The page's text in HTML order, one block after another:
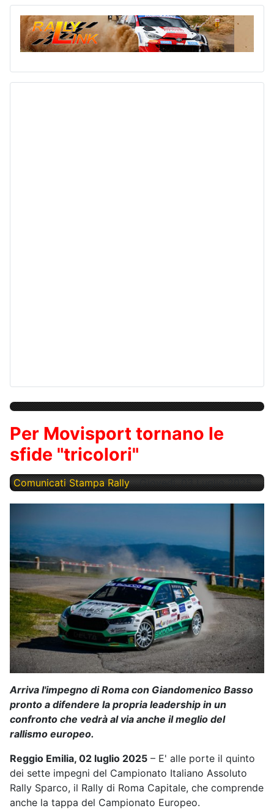
Per Movisport tornano le
sfide "tricolori"
Comunicati Stampa Rally Giovedì, 03 Luglio 2025
Arriva l'impegno di Roma con Giandomenico Basso
pronto a difendere la propria leadership in un
confronto che vedrà al via anche il meglio del
rallismo europeo.
Reggio Emilia, 02 luglio 2025 – E' alle porte il quinto
dei sette impegni del Campionato Italiano Assoluto
Rally Sparco, il Rally di Roma Capitale, che comprende
anche la tappa del Campionato Europeo.